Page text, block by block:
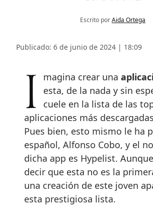
Escrito porAida Ortega
Publicado: 6 de junio de 2024 | 18:09
Imagina crear una
esta, de la nada y sin
cuele en la lista de las
aplicaciones más
Pues bien, esto mismo le ha
español, Alfonso Cobo, y el
dicha app es Hypelist.
decir que esta no es la
una creación de este joven
esta prestigiosa lista.